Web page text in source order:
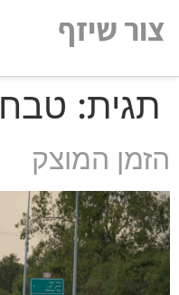
של
אינטרנט,
לחץ
אנטר
לעבור
תוכן
מרכזי
צור שיזף
תגית: טבח
הזמן המוצק